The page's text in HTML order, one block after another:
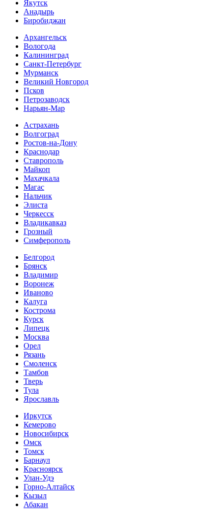
Якутск
Анадырь
Биробиджан
Архангельск
Вологода
Калининград
Санкт-Петербург
Мурманск
Великий Новгород
Псков
Петрозаводск
Нарьян-Мар
Астрахань
Волгоград
Ростов-на-Дону
Краснодар
Ставрополь
Майкоп
Махачкала
Магас
Нальчик
Элиста
Черкесск
Владикавказ
Грозный
Симферополь
Белгород
Брянск
Владимир
Воронеж
Иваново
Калуга
Кострома
Курск
Липецк
Москва
Орел
Рязань
Смоленск
Тамбов
Тверь
Тула
Ярославль
Иркутск
Кемерово
Новосибирск
Омск
Томск
Барнаул
Красноярск
Улан-Удэ
Горно-Алтайск
Кызыл
Абакан